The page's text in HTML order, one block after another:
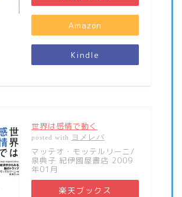
Amazon
Kindle
世界は感情で動く
posted with ヨメレバ
マッテオ・モッテルリーニ/
泉典子 紀伊國屋書店 2009
年01月
楽天ブックス